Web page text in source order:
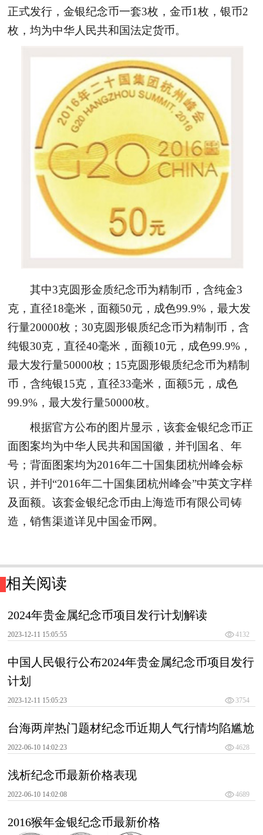
正式发行，金银纪念币一套3枚，金币1枚，银币2
枚，均为中华人民共和国法定货币。
其中3克圆形金质纪念币为精制币，含纯金3
克，直径18毫米，面额50元，成色99.9%，最大发
行量20000枚；30克圆形银质纪念币为精制币，含
纯银30克，直径40毫米，面额10元，成色99.9%，
最大发行量50000枚；15克圆形银质纪念币为精制
币，含纯银15克，直径33毫米，面额5元，成色
99.9%，最大发行量50000枚。
根据官方公布的图片显示，该套金银纪念币正
面图案均为中华人民共和国国徽，并刊国名、年
号；背面图案均为2016年二十国集团杭州峰会标
识，并刊“2016年二十国集团杭州峰会”中英文字样
及面额。该套金银纪念币由上海造币有限公司铸
造，销售渠道详见中国金币网。
相关阅读
2024年贵金属纪念币项目发行计划解读
2023-12-11 15:05:55 4132
中国人民银行公布2024年贵金属纪念币项目发行
计划
2023-12-11 15:05:23 3754
台海两岸热门题材纪念币近期人气行情均陷尴尬
2022-06-10 14:02:23 4628
浅析纪念币最新价格表现
2022-06-10 14:02:08 4689
2016猴年金银纪念币最新价格